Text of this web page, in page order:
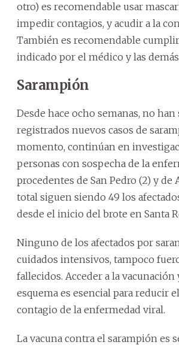
otro) es recomendable usar
impedir contagios, y acudir a la
También es recomendable
indicado por el médico y las
Sarampión
Desde hace ocho semanas, no han
registrados nuevos casos de
momento, continúan en
personas con sospecha de la
procedentes de San Pedro (2) y de
total siguen siendo 49 los
desde el inicio del brote en Santa
Ninguno de los afectados por
cuidados intensivos, tampoco
fallecidos. Acceder a la
esquema es esencial para reducir
contagio de la enfermedad viral.
La vacuna contra el sarampión es